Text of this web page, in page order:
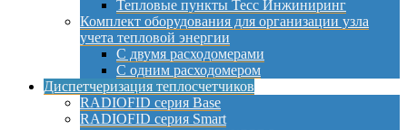
Тепловые пункты Тесс Инжиниринг
Комплект оборудования для организации узла
учета тепловой энергии
С двумя расходомерами
С одним расходомером
Диспетчеризация теплосчетчиков
RADIOFID серия Base
RADIOFID серия Smart